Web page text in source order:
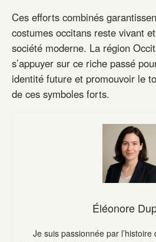
Ces efforts combinés
costumes occitans reste vivant
société moderne. La région
s’appuyer sur ce riche passé
identité future et promouvoir le
de ces symboles forts.
Éléonore
Je suis passionnée par